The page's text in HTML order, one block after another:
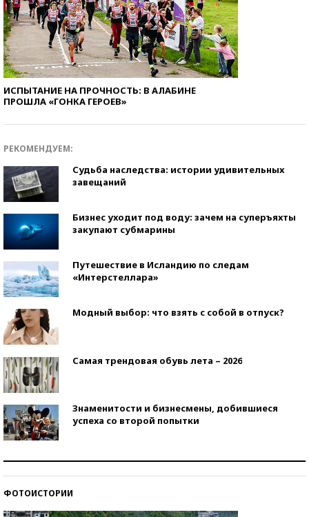
ИСПЫТАНИЕ НА ПРОЧНОСТЬ: В АЛАБИНЕ
ПРОШЛА «ГОНКА ГЕРОЕВ»
РЕКОМЕНДУЕМ:
Судьба наследства: истории удивительных
завещаний
Бизнес уходит под воду: зачем на суперъяхты
закупают субмарины
Путешествие в Исландию по следам
«Интерстеллара»
Модный выбор: что взять с собой в отпуск?
Самая трендовая обувь лета – 2026
Знаменитости и бизнесмены, добившиеся
успеха со второй попытки
ФОТОИСТОРИИ